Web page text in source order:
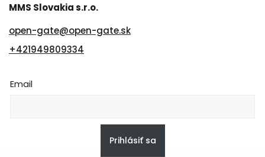
MMS Slovakia s.r.o.
open-gate@open-gate.sk
+421949809334
Email
Prihlásiť sa